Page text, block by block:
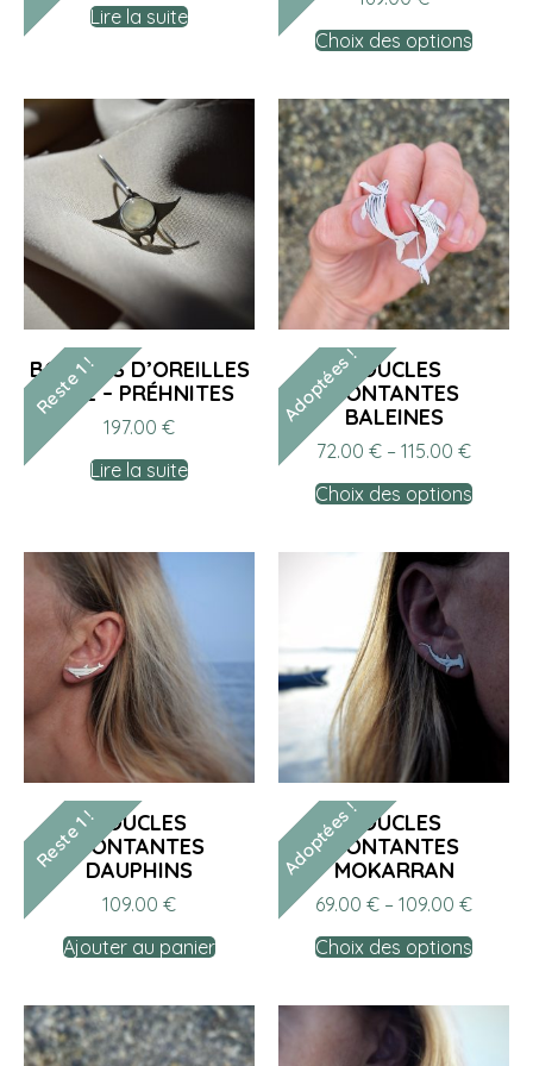
Lire la suite
Choix des options
Reste 1 !
BOUCLES D’OREILLES
TERE – PRÉHNITES
197.00 €
Lire la suite
Adoptées !BOUCLES
MONTANTES
BALEINES
72.00 € – 115.00 €
Choix des options
Reste 1 !BOUCLES
MONTANTES
DAUPHINS
109.00 €
Ajouter au panier
Adoptées !BOUCLES
MONTANTES
MOKARRAN
69.00 € – 109.00 €
Choix des options